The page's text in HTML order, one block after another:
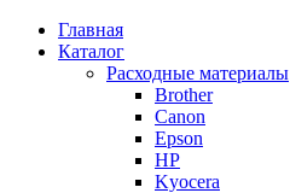
Главная
Каталог
Расходные материалы
Brother
Canon
Epson
HP
Kyocera